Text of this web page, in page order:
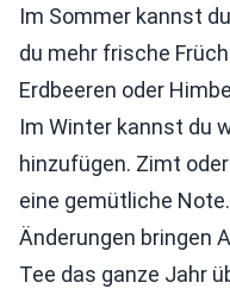
Im Sommer kannst
du mehr frische
Erdbeeren oder
Im Winter kannst du
hinzufügen. Zimt
eine gemütliche
Änderungen bringen
Tee das ganze Jahr